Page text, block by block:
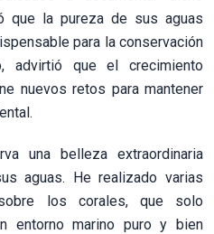
que la pureza de sus aguas
para la conservación
advirtió que el crecimiento
nuevos retos para mantener
una belleza extraordinaria
aguas. He realizado varias
los corales, que solo
entorno marino puro y bien